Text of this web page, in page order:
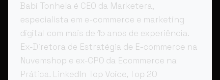
Babi Tonhela é CEO da Marketera,
especialista em e-commerce e marketing
digital com mais de 15 anos de experiência.
Ex-Diretora de Estratégia de E-commerce na
Nuvemshop e ex-CPO da Ecommerce na
Prática. LinkedIn Top Voice, Top 20